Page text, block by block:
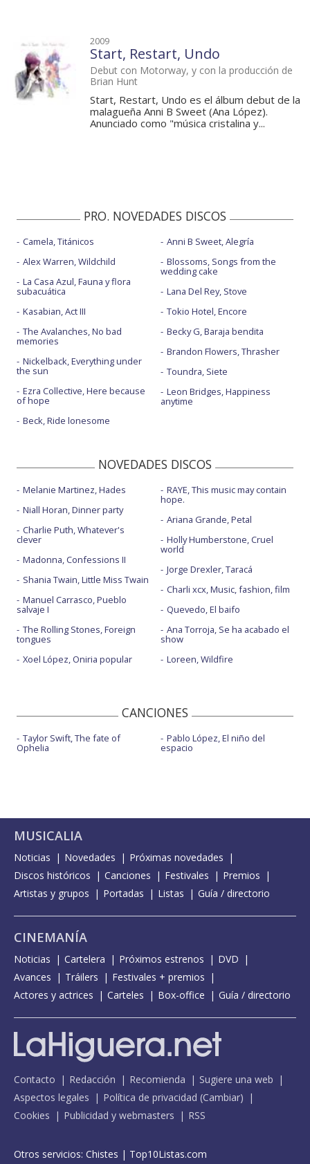
2009
Start, Restart, Undo
Debut con Motorway, y con la producción de
Brian Hunt
Start, Restart, Undo es el álbum debut de la
malagueña Anni B Sweet (Ana López).
Anunciado como "música cristalina y...
PRO. NOVEDADES DISCOS
Camela, Titánicos
Alex Warren, Wildchild
La Casa Azul, Fauna y flora
subacuática
Kasabian, Act III
The Avalanches, No bad
memories
Nickelback, Everything under
the sun
Ezra Collective, Here because
of hope
Beck, Ride lonesome
Anni B Sweet, Alegría
Blossoms, Songs from the
wedding cake
Lana Del Rey, Stove
Tokio Hotel, Encore
Becky G, Baraja bendita
Brandon Flowers, Thrasher
Toundra, Siete
Leon Bridges, Happiness
anytime
NOVEDADES DISCOS
Melanie Martinez, Hades
Niall Horan, Dinner party
Charlie Puth, Whatever's
clever
Madonna, Confessions II
Shania Twain, Little Miss Twain
Manuel Carrasco, Pueblo
salvaje I
The Rolling Stones, Foreign
tongues
Xoel López, Oniria popular
RAYE, This music may contain
hope.
Ariana Grande, Petal
Holly Humberstone, Cruel
world
Jorge Drexler, Taracá
Charli xcx, Music, fashion, film
Quevedo, El baifo
Ana Torroja, Se ha acabado el
show
Loreen, Wildfire
CANCIONES
Taylor Swift, The fate of
Ophelia
Pablo López, El niño del
espacio
MUSICALIA
Noticias Novedades
Próximas novedades
Discos históricos
Canciones Festivales
Premios
Artistas y grupos
Portadas Listas Guía / directorio
CINEMANÍA
Noticias Cartelera Próximos estrenos
DVD
Avances
Tráilers
Festivales + premios
Actores y actrices
Carteles Box-office Guía / directorio
Contacto Redacción Recomienda
Sugiere una web
Aspectos legales
Política de privacidad (Cambiar)
Cookies
Publicidad y webmasters RSS
Otros servicios: Chistes | Top10Listas.com